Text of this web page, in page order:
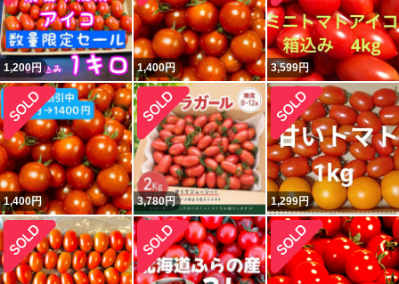
1,200円 1,400円 3,599円
1,400円 3,780円 1,299円